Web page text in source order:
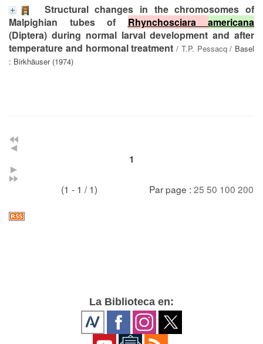
Structural changes in the chromosomes of
Malpighian tubes of Rhynchosciara americana
(Diptera) during normal larval development and after
temperature and hormonal treatment / T.P. Pessacq/ Basel
: Birkhäuser (1974)
1
(1 - 1 / 1) Par page : 25 50 100 200
La Biblioteca en: